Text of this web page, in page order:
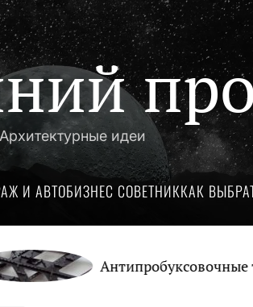
Архитектурные идеи
И АВТОБИЗНЕС СОВЕТНИККАК
Антипробуксовочные